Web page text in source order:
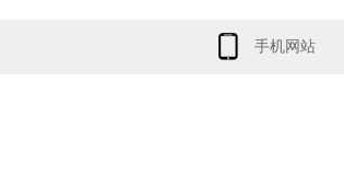
手机网站